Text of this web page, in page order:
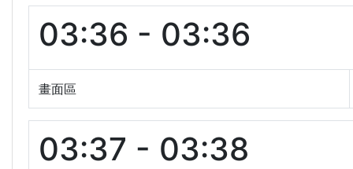
03:36 - 03:36
畫面區
03:37 - 03:38